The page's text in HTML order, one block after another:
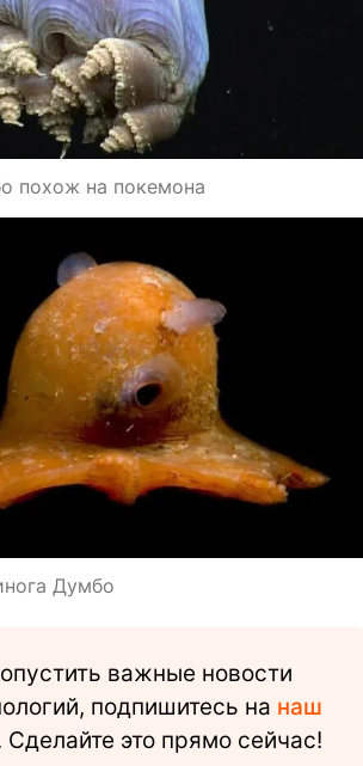
похож на покемона
Думбо
важные новости
подпишитесь на наш
Сделайте это прямо сейчас!